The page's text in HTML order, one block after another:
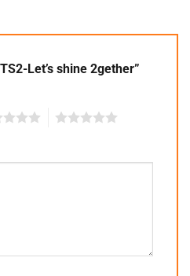
Let’s shine 2gether”